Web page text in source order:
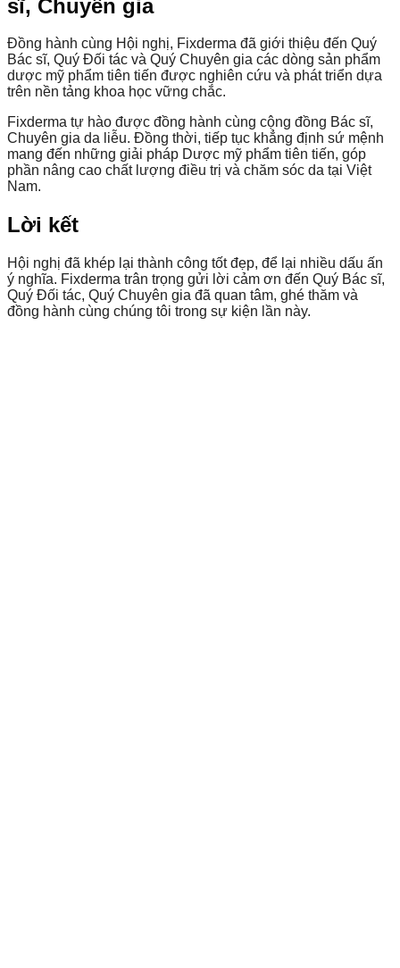
sĩ, Chuyên gia
Đồng hành cùng Hội nghị, Fixderma đã giới thiệu đến Quý
Bác sĩ, Quý Đối tác và Quý Chuyên gia các dòng sản phẩm
dược mỹ phẩm tiên tiến được nghiên cứu và phát triển dựa
trên nền tảng khoa học vững chắc.
Fixderma tự hào được đồng hành cùng cộng đồng Bác sĩ,
Chuyên gia da liễu. Đồng thời, tiếp tục khẳng định sứ mệnh
mang đến những giải pháp Dược mỹ phẩm tiên tiến, góp
phần nâng cao chất lượng điều trị và chăm sóc da tại Việt
Nam.
Lời kết
Hội nghị đã khép lại thành công tốt đẹp, để lại nhiều dấu ấn
ý nghĩa. Fixderma trân trọng gửi lời cảm ơn đến Quý Bác sĩ,
Quý Đối tác, Quý Chuyên gia đã quan tâm, ghé thăm và
đồng hành cùng chúng tôi trong sự kiện lần này.